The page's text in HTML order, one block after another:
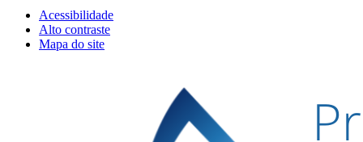
Acessibilidade
Alto contraste
Mapa do site